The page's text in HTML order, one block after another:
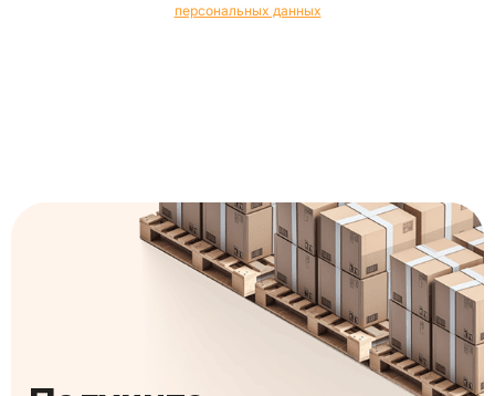
персональных данных